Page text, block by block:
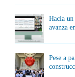
Hacia un
avanza
Pese a